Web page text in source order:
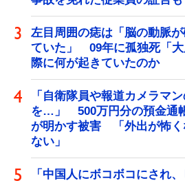
左目周囲の痣は「脳の動脈
ていた」 09年に孤独死「大
際に何が起きていたのか
「自衛隊員や報道カメラマ
を…」 500万円分の預金通
が明かす被害 「外出が怖く
ない」
「中国人にボコボコにされ